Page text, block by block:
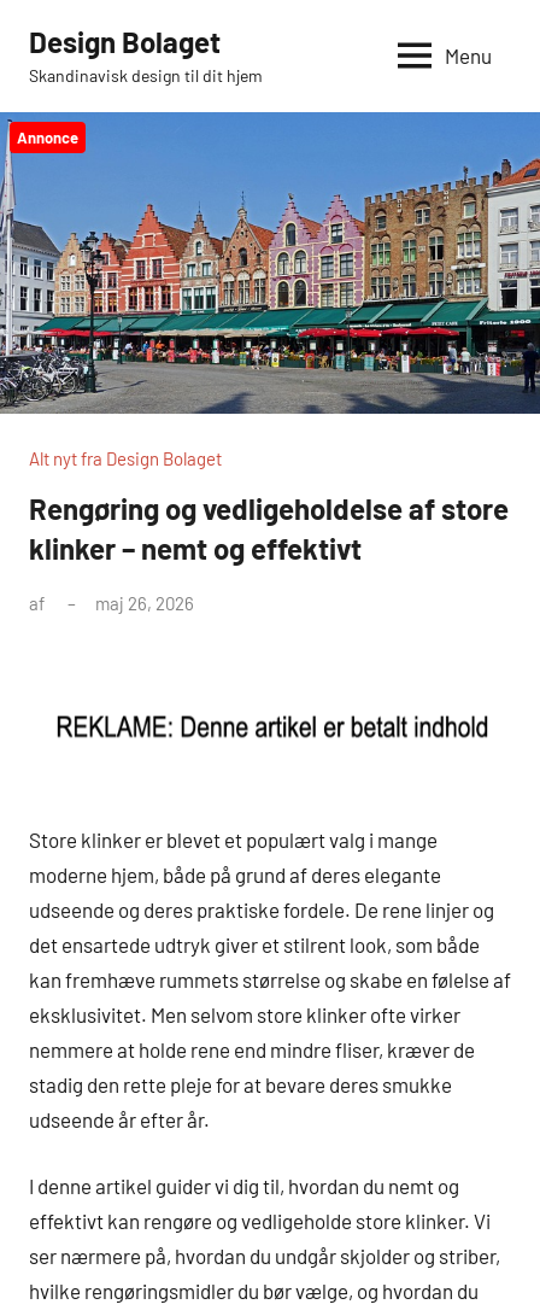
indhold
Design Bolaget
Skandinavisk design til dit hjem
Menu
Annonce
Alt nyt fra Design Bolaget
Rengøring og vedligeholdelse af store
klinker – nemt og effektivt
af maj 26, 2026
Store klinker er blevet et populært valg i mange
moderne hjem, både på grund af deres elegante
udseende og deres praktiske fordele. De rene linjer og
det ensartede udtryk giver et stilrent look, som både
kan fremhæve rummets størrelse og skabe en følelse af
eksklusivitet. Men selvom store klinker ofte virker
nemmere at holde rene end mindre fliser, kræver de
stadig den rette pleje for at bevare deres smukke
udseende år efter år.
I denne artikel guider vi dig til, hvordan du nemt og
effektivt kan rengøre og vedligeholde store klinker. Vi
ser nærmere på, hvordan du undgår skjolder og striber,
hvilke rengøringsmidler du bør vælge, og hvordan du